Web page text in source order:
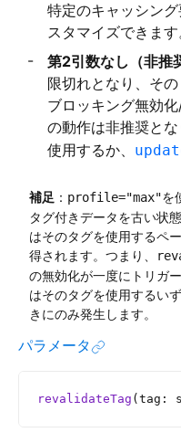
特定のキャッシン
スタマイズできます
第2引数なし（非推
限切れとなり、そ
ブロッキング無効
の動作は非推奨とな
使用するか、
補足 ： profile="max"を
タグ付きデータを古い状
はそのタグを使用するペ
得されます。つまり、
の無効化が一度にトリガ
はそのタグを使用するい
きにのみ発生します。
パラメータ
revalidateTag (tag: